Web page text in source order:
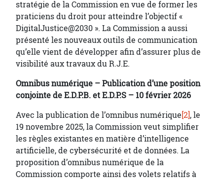
stratégie de la Commission en vue de former les
praticiens du droit pour atteindre l’objectif «
DigitalJustice@2030 ». La Commission a aussi
présenté les nouveaux outils de communication
qu’elle vient de développer afin d’assurer plus de
visibilité aux travaux du R.J.E.
Omnibus numérique – Publication d’une position
conjointe de E.D.P.B. et E.D.P.S – 10 février 2026
Avec la publication de l’omnibus numérique[2], le
19 novembre 2025, la Commission veut simplifier
les règles existantes en matière d’intelligence
artificielle, de cybersécurité et de données. La
proposition d’omnibus numérique de la
Commission comporte ainsi des volets relatifs à